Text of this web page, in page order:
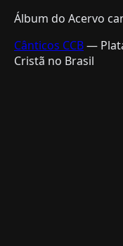
Álbum do Acervo
Cânticos CCB—
Cristã no Brasil